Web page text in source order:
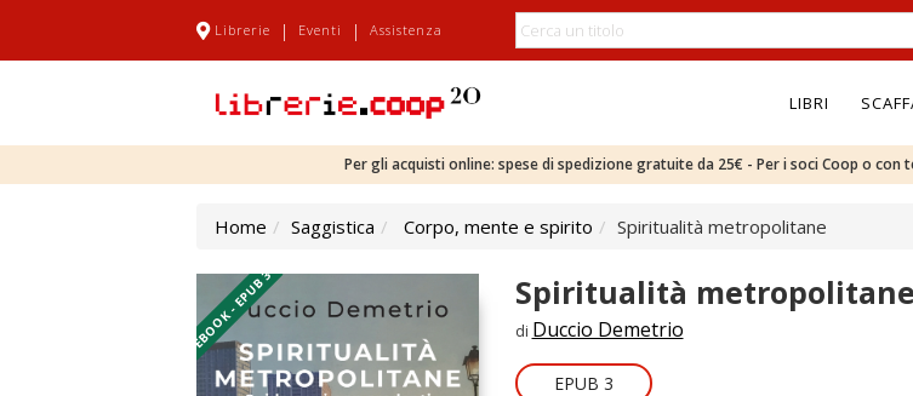
Librerie | Eventi | Assistenza
LIBRI
Per gli acquisti online: spese di spedizione gratuite da 25€ - Per i soci Coop o
Home Saggistica Corpo, mente e spirito Spiritualità metropolitane
EBOOK - EPUB 3 Spiritualità metropolitane
di Duccio Demetrio
EPUB 3